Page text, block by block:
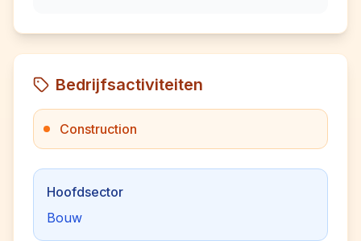
Bedrijfsactiviteiten
Construction
Hoofdsector
Bouw